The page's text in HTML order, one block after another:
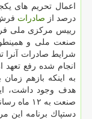
درصد از صادرات
رییس مركزی ملی
صنعت ملی و
شرایط صادرات آنرا
انجام شده رفع
به اینكه بازهم زمان
هدف وجود داشت،
صنعت به ۱۲ ماه رساندیم.
دستپاك برنامه این